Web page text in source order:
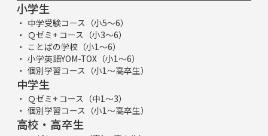
小学生
中学受験コース（小5～6）
Ｑゼミ+ コース（小3～6）
ことばの学校（小1～6）
小学英語YOM-TOX（小1～6）
個別学習コース（小1～高卒生）
中学生
Ｑゼミ+ コース（中1～3）
個別学習コース（小1～高卒生）
高校・高卒生